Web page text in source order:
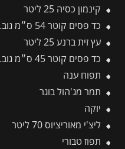
קינמון כסיה 25 ליטר
כד פסים קוטר 54 ס״מ גובה 54 ס״מ שמנת
עץ זית ברנע 25 ליטר
כד פסים קוטר 45 ס״מ גובה 45 ס״מ שחור
תפוח ענה
תמר מג'הול בוגר
יוקה
ליצ'י מאוריציוס 70 ליטר
תפוז טבורי